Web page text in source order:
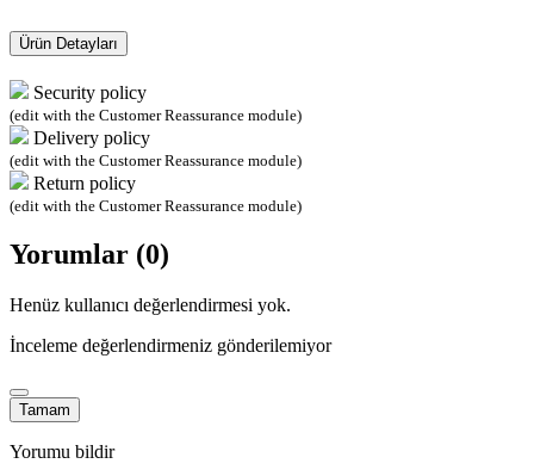
Ürün Detayları
Security policy
(edit with the Customer Reassurance module)
Delivery policy
(edit with the Customer Reassurance module)
Return policy
(edit with the Customer Reassurance module)
Yorumlar (0)
Henüz kullanıcı değerlendirmesi yok.
İnceleme değerlendirmeniz gönderilemiyor
Tamam
Yorumu bildir